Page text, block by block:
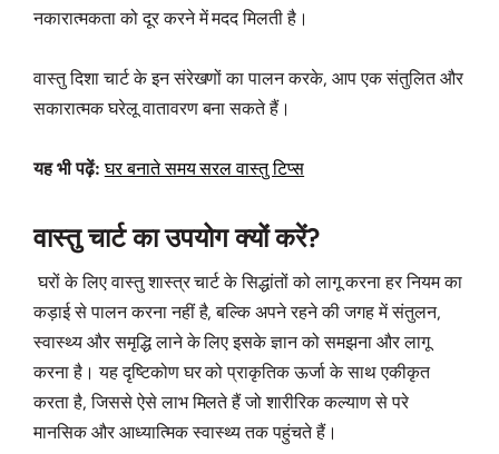
नकारात्मकता को दूर करने में मदद मिलती है।
वास्तु दिशा चार्ट के इन संरेखणों का पालन करके, आप एक संतुलित और
सकारात्मक घरेलू वातावरण बना सकते हैं।
यह भी पढ़ें: घर बनाते समय सरल वास्तु टिप्स
वास्तु चार्ट का उपयोग क्यों करें?
घरों के लिए वास्तु शास्त्र चार्ट के सिद्धांतों को लागू करना हर नियम का
कड़ाई से पालन करना नहीं है, बल्कि अपने रहने की जगह में संतुलन,
स्वास्थ्य और समृद्धि लाने के लिए इसके ज्ञान को समझना और लागू
करना है। यह दृष्टिकोण घर को प्राकृतिक ऊर्जा के साथ एकीकृत
करता है, जिससे ऐसे लाभ मिलते हैं जो शारीरिक कल्याण से परे
मानसिक और आध्यात्मिक स्वास्थ्य तक पहुंचते हैं।